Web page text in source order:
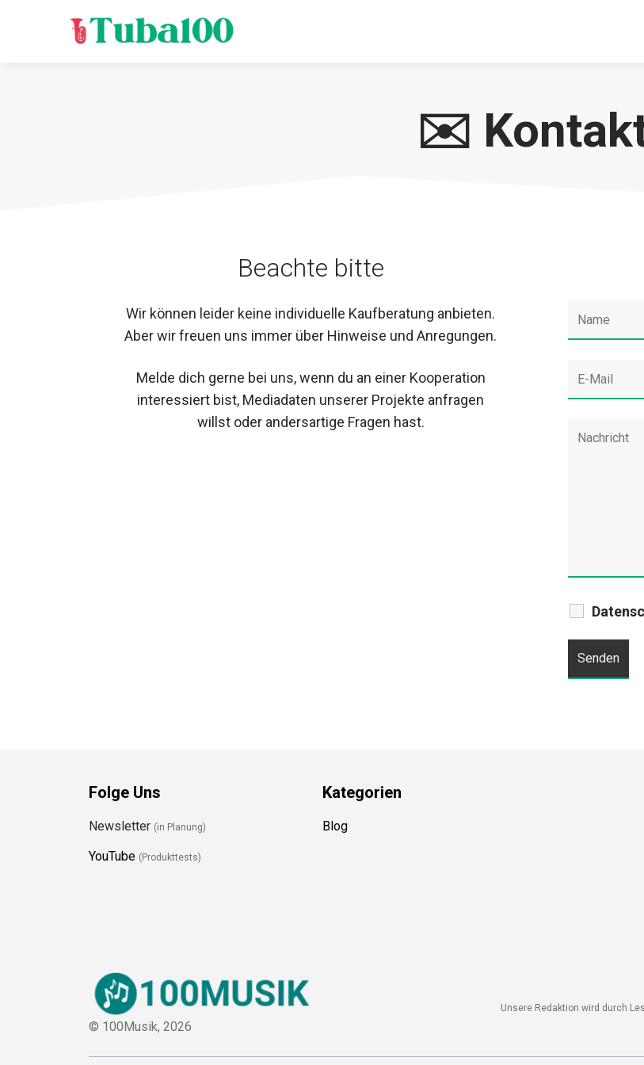
✉️
Beachte bitte
Wir können leider keine individuelle Kaufberatung anbieten.
Aber wir freuen uns immer über Hinweise und Anregungen.
Melde dich gerne bei uns, wenn du an einer Kooperation
interessiert bist, Mediadaten unserer Projekte anfragen
willst oder andersartige Fragen hast.
Folge Uns
Newsletter (in Planung)
YouTube (Produkttests)
Kategorien
Blog
© 100Musik, 2026
Unsere Redaktion wird durch